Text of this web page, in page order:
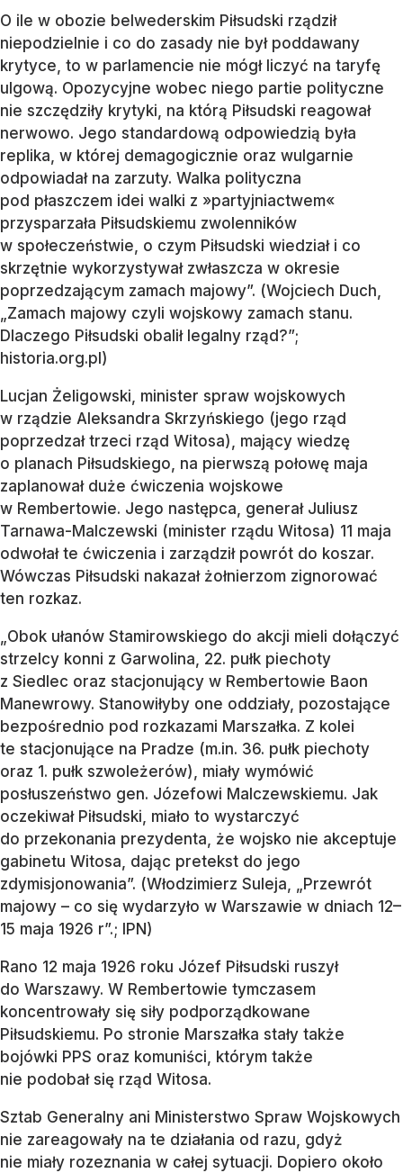
O ile w obozie belwederskim Piłsudski rządził
niepodzielnie i co do zasady nie był poddawany
krytyce, to w parlamencie nie mógł liczyć na taryfę
ulgową. Opozycyjne wobec niego partie polityczne
nie szczędziły krytyki, na którą Piłsudski reagował
nerwowo. Jego standardową odpowiedzią była
replika, w której demagogicznie oraz wulgarnie
odpowiadał na zarzuty. Walka polityczna
pod płaszczem idei walki z »partyjniactwem«
przysparzała Piłsudskiemu zwolenników
w społeczeństwie, o czym Piłsudski wiedział i co
skrzętnie wykorzystywał zwłaszcza w okresie
poprzedzającym zamach majowy”. (Wojciech Duch,
„Zamach majowy czyli wojskowy zamach stanu.
Dlaczego Piłsudski obalił legalny rząd?”;
historia.org.pl)
Lucjan Żeligowski, minister spraw wojskowych
w rządzie Aleksandra Skrzyńskiego (jego rząd
poprzedzał trzeci rząd Witosa), mający wiedzę
o planach Piłsudskiego, na pierwszą połowę maja
zaplanował duże ćwiczenia wojskowe
w Rembertowie. Jego następca, generał Juliusz
Tarnawa-Malczewski (minister rządu Witosa) 11 maja
odwołał te ćwiczenia i zarządził powrót do koszar.
Wówczas Piłsudski nakazał żołnierzom zignorować
ten rozkaz.
„Obok ułanów Stamirowskiego do akcji mieli dołączyć
strzelcy konni z Garwolina, 22. pułk piechoty
z Siedlec oraz stacjonujący w Rembertowie Baon
Manewrowy. Stanowiłyby one oddziały, pozostające
bezpośrednio pod rozkazami Marszałka. Z kolei
te stacjonujące na Pradze (m.in. 36. pułk piechoty
oraz 1. pułk szwoleżerów), miały wymówić
posłuszeństwo gen. Józefowi Malczewskiemu. Jak
oczekiwał Piłsudski, miało to wystarczyć
do przekonania prezydenta, że wojsko nie akceptuje
gabinetu Witosa, dając pretekst do jego
zdymisjonowania”. (Włodzimierz Suleja, „Przewrót
majowy – co się wydarzyło w Warszawie w dniach 12–
15 maja 1926 r”.; IPN)
Rano 12 maja 1926 roku Józef Piłsudski ruszył
do Warszawy. W Rembertowie tymczasem
koncentrowały się siły podporządkowane
Piłsudskiemu. Po stronie Marszałka stały także
bojówki PPS oraz komuniści, którym także
nie podobał się rząd Witosa.
Sztab Generalny ani Ministerstwo Spraw Wojskowych
nie zareagowały na te działania od razu, gdyż
nie miały rozeznania w całej sytuacji. Dopiero około